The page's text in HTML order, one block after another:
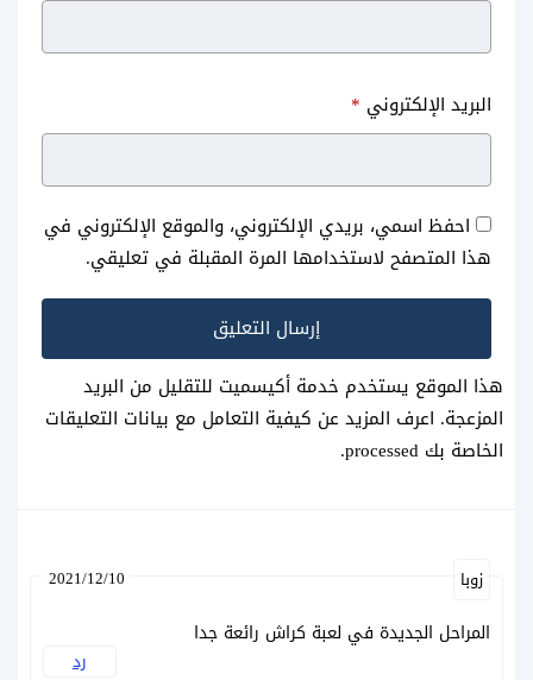
البريد الإلكتروني *
احفظ اسمي، بريدي الإلكتروني، والموقع الإلكتروني في
هذا المتصفح لاستخدامها المرة المقبلة في تعليقي.
هذا الموقع يستخدم خدمة أكيسميت للتقليل من البريد
المزعجة. اعرف المزيد عن كيفية التعامل مع بيانات التعليقات
الخاصة بك processed
.
زوبا 2021/12/10
المراحل الجديدة في لعبة كراش رائعة جدا
رد